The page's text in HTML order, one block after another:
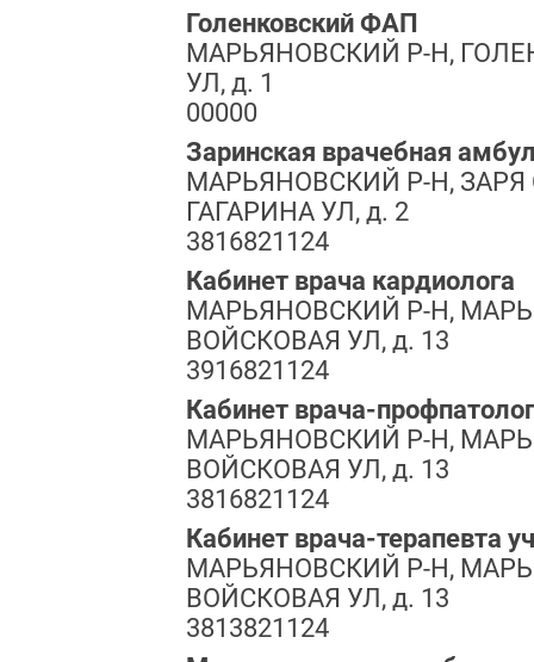
Голенковский ФАП
МАРЬЯНОВСКИЙ Р-Н,
УЛ, д. 1
00000
Заринская врачебная
МАРЬЯНОВСКИЙ Р-Н,
ГАГАРИНА УЛ, д. 2
3816821124
Кабинет врача кардиолога
МАРЬЯНОВСКИЙ Р-Н,
ВОЙСКОВАЯ УЛ, д. 13
3916821124
Кабинет врача-
МАРЬЯНОВСКИЙ Р-Н,
ВОЙСКОВАЯ УЛ, д. 13
3816821124
Кабинет врача-терапевта
МАРЬЯНОВСКИЙ Р-Н,
ВОЙСКОВАЯ УЛ, д. 13
3813821124